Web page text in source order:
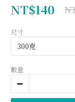
NT$140
尺寸
數量